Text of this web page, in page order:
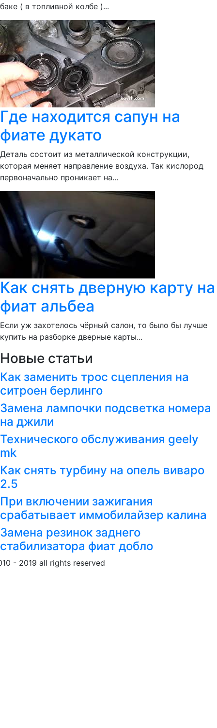
баке ( в топливной колбе )...
Где находится сапун на
фиате дукато
Деталь состоит из металлической конструкции,
которая меняет направление воздуха. Так кислород
первоначально проникает на...
Как снять дверную карту на
фиат альбеа
Если уж захотелось чёрный салон, то было бы лучше
купить на разборке дверные карты...
Новые статьи
Как заменить трос сцепления на
ситроен берлинго
Замена лампочки подсветка номера
на джили
Технического обслуживания geely
mk
Как снять турбину на опель виваро
2.5
При включении зажигания
срабатывает иммобилайзер калина
Замена резинок заднего
стабилизатора фиат добло
- 2019 all rights reserved